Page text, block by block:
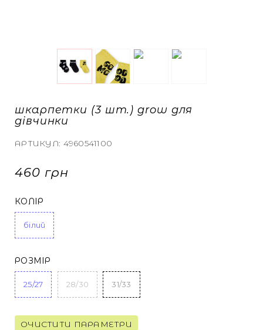
ДЖИНСИ
ВСЕ
ДЖИНСИ
ВСЕ
шкарпетки (3 шт.) grow для
дівчинки
АРТИКУЛ: 4960541100
460 грн
КОЛІР
білий
РОЗМІР
25/27 28/30 31/33
ОЧИСТИТИ ПАРАМЕТРИ